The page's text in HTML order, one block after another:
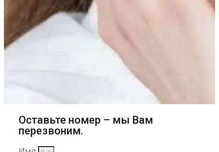
Оставьте номер – мы Вам
перезвоним.